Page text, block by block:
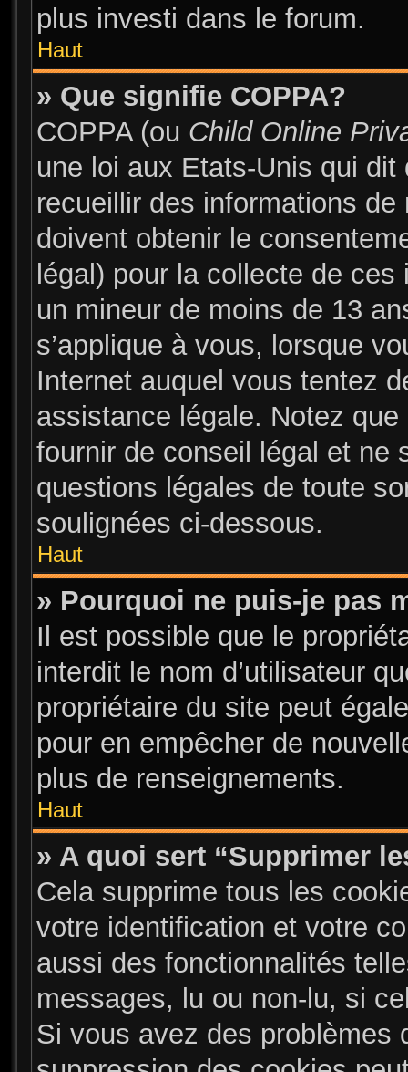
plus investi dans le forum.
Haut
» Que signifie COPPA?
COPPA (ou Child Online
une loi aux Etats-Unis qui
recueillir des informations
doivent obtenir le
légal) pour la collecte de
un mineur de moins de 13
s’applique à vous, lorsque
Internet auquel vous tentez
assistance légale. Notez
fournir de conseil légal et ne
questions légales de toute
soulignées ci-dessous.
Haut
» Pourquoi ne puis-je pas
Il est possible que le
interdit le nom d’utilisateur
propriétaire du site peut
pour en empêcher de
plus de renseignements.
Haut
» A quoi sert “Supprimer
Cela supprime tous les
votre identification et votre
aussi des fonctionnalités
messages, lu ou non-lu, si
Si vous avez des problèmes